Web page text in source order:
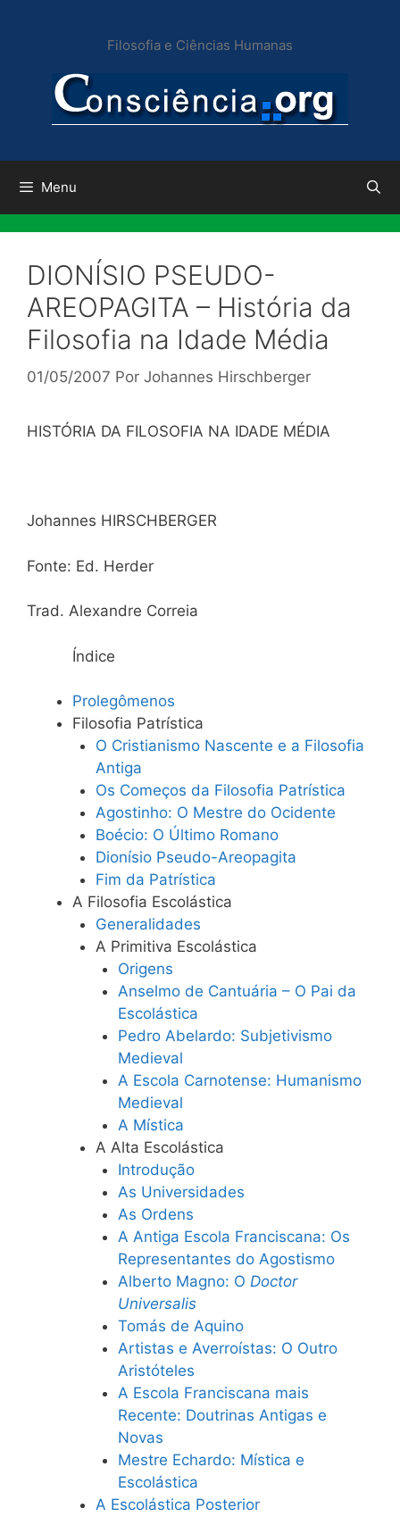
conteúdo
Filosofia e Ciências Humanas
Menu
DIONÍSIO PSEUDO-
AREOPAGITA – História da
Filosofia na Idade Média
01/05/2007 Por Johannes Hirschberger
HISTÓRIA DA FILOSOFIA NA IDADE MÉDIA
Johannes HIRSCHBERGER
Fonte: Ed. Herder
Trad. Alexandre Correia
Índice
Prolegômenos
Filosofia Patrística
O Cristianismo Nascente e a Filosofia
Antiga
Os Começos da Filosofia Patrística
Agostinho: O Mestre do Ocidente
Boécio: O Último Romano
Dionísio Pseudo-Areopagita
Fim da Patrística
A Filosofia Escolástica
Generalidades
A Primitiva Escolástica
Origens
Anselmo de Cantuária – O Pai da
Escolástica
Pedro Abelardo: Subjetivismo
Medieval
A Escola Carnotense: Humanismo
Medieval
A Mística
A Alta Escolástica
Introdução
As Universidades
As Ordens
A Antiga Escola Franciscana: Os
Representantes do Agostismo
Alberto Magno: O Doctor
Universalis
Tomás de Aquino
Artistas e Averroístas: O Outro
Aristóteles
A Escola Franciscana mais
Recente: Doutrinas Antigas e
Novas
Mestre Echardo: Mística e
Escolástica
A Escolástica Posterior